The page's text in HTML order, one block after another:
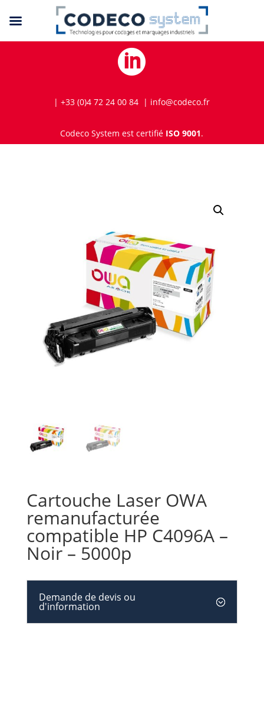

| +33 (0)4 72 24 00 84 | info@codeco.fr
Codeco System est certifié ISO 9001.
Cartouche Laser OWA
remanufacturée
compatible HP C4096A –
Noir – 5000p
Demande de devis ou
d'information